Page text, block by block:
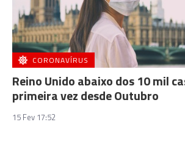
CORONAVÍRUS
Reino Unido abaixo dos 10 mil
primeira vez desde Outubro
15 Fev 17:52